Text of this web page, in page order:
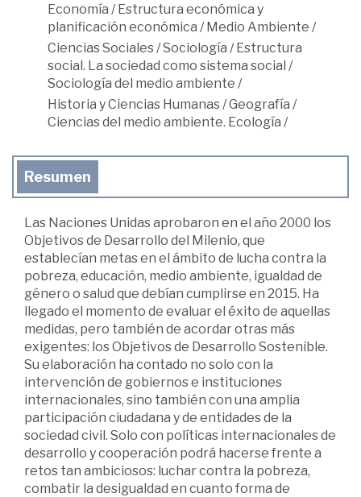
Economía /Estructura económica y
planificación económica /Medio Ambiente /
Ciencias Sociales /Sociología /Estructura
social. La sociedad como sistema social /
Sociología del medio ambiente /
Historia y Ciencias Humanas /Geografía /
Ciencias del medio ambiente. Ecología /
Resumen
Las Naciones Unidas aprobaron en el año 2000 los
Objetivos de Desarrollo del Milenio, que
establecían metas en el ámbito de lucha contra la
pobreza, educación, medio ambiente, igualdad de
género o salud que debían cumplirse en 2015. Ha
llegado el momento de evaluar el éxito de aquellas
medidas, pero también de acordar otras más
exigentes: los Objetivos de Desarrollo Sostenible.
Su elaboración ha contado no solo con la
intervención de gobiernos e instituciones
internacionales, sino también con una amplia
participación ciudadana y de entidades de la
sociedad civil. Solo con políticas internacionales de
desarrollo y cooperación podrá hacerse frente a
retos tan ambiciosos: luchar contra la pobreza,
combatir la desigualdad en cuanto forma de